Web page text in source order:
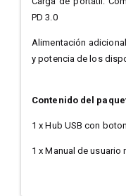
PD 3.0
Alimentación
y potencia de los
Contenido del
1 x Hub USB con
1 x Manual de usuario